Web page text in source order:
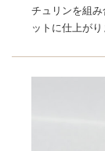
チュリンを組
ットに仕上がり